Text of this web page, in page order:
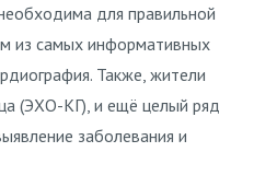
для правильной
из самых информативных
Также, жители
(ЭХО-КГ), и ещё целый ряд
заболевания и